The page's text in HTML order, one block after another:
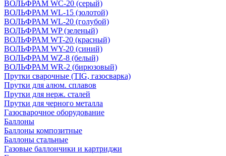
ВОЛЬФРАМ WC-20 (серый)
ВОЛЬФРАМ WL-15 (золотой)
ВОЛЬФРАМ WL-20 (голубой)
ВОЛЬФРАМ WP (зеленый)
ВОЛЬФРАМ WT-20 (красный)
ВОЛЬФРАМ WY-20 (синий)
ВОЛЬФРАМ WZ-8 (белый)
ВОЛЬФРАМ WR-2 (бирюзовый)
Прутки сварочные (TIG, газосварка)
Прутки для алюм. сплавов
Прутки для нерж. сталей
Прутки для черного металла
Газосварочное оборудование
Баллоны
Баллоны композитные
Баллоны стальные
Газовые баллончики и картриджи